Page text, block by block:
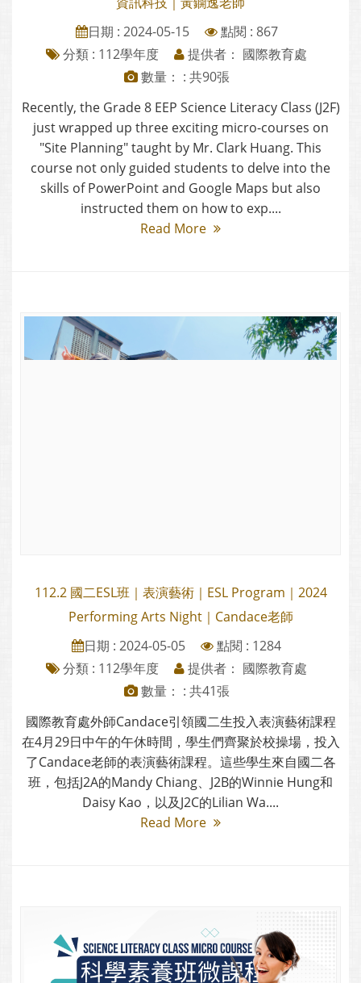
日期 : 2024-05-15
點閱 : 867
分類 : 112學年度
提供者： 國際教育處
數量： : 共90張
Recently, the Grade 8 EEP Science Literacy Class (J2F)
just wrapped up three exciting micro-courses on
"Site Planning" taught by Mr. Clark Huang. This
course not only guided students to delve into the
skills of PowerPoint and Google Maps but also
instructed them on how to exp....
Read More
112.2 國二ESL班｜表演藝術｜ESL Program｜2024
Performing Arts Night｜Candace老師
日期 : 2024-05-05
點閱 : 1284
分類 : 112學年度
提供者： 國際教育處
數量： : 共41張
國際教育處外師Candace引領國二生投入表演藝術課程
在4月29日中午的午休時間，學生們齊聚於校操場，投入
了Candace老師的表演藝術課程。這些學生來自國二各
班，包括J2A的Mandy Chiang、J2B的Winnie Hung和
Daisy Kao，以及J2C的Lilian Wa....
Read More